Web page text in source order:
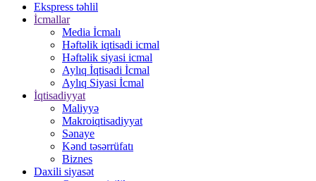
Ekspress təhlil
İcmallar
Media İcmalı
Həftəlik iqtisadi icmal
Həftəlik siyasi icmal
Aylıq İqtisadi İcmal
Aylıq Siyasi İcmal
İqtisadiyyat
Maliyyə
Makroiqtisadiyyat
Sənaye
Kənd təsərrüfatı
Biznes
Daxili siyasət